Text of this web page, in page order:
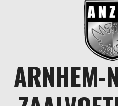
ARNHEM-